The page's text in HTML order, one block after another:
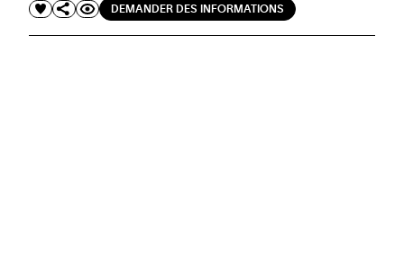
DEMANDER DES INFORMATIONS